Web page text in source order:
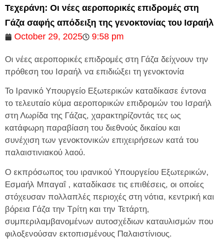
Τεχεράνη: Οι νέες αεροπορικές επιδρομές στη
Γάζα σαφής απόδειξη της γενοκτονίας του Ισραήλ
October 29, 2025
9:58 pm
Οι νέες αεροπορικές επιδρομές στη Γάζα δείχνουν την
πρόθεση του Ισραήλ να επιδιώξει τη γενοκτονία
Το Ιρανικό Υπουργείο Εξωτερικών καταδίκασε έντονα
το τελευταίο κύμα αεροπορικών επιδρομών του Ισραήλ
στη Λωρίδα της Γάζας, χαρακτηρίζοντάς τες ως
κατάφωρη παραβίαση του διεθνούς δικαίου και
συνέχιση των γενοκτονικών επιχειρήσεων κατά του
παλαιστινιακού λαού.
Ο εκπρόσωπος του ιρανικού Υπουργείου Εξωτερικών,
Εσμαήλ Μπαγαΐ , καταδίκασε τις επιθέσεις, οι οποίες
στόχευσαν πολλαπλές περιοχές στη νότια, κεντρική και
βόρεια Γάζα την Τρίτη και την Τετάρτη,
συμπεριλαμβανομένων αυτοσχέδιων καταυλισμών που
φιλοξενούσαν εκτοπισμένους Παλαιστίνιους.